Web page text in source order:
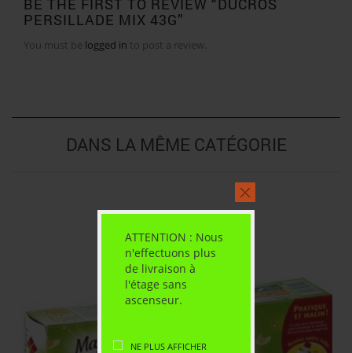
ATTENTION : Nous
n'effectuons plus
de livraison à
l'étage sans
ascenseur.
NE PLUS AFFICHER
PERSILLADE MIX 43G”
You must be logged in to post a review.
DANS LA MÊME CATÉGORIE